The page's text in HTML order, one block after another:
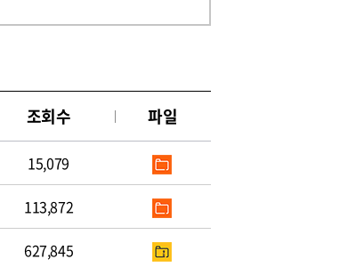
조회수 파일
15,079
113,872
627,845